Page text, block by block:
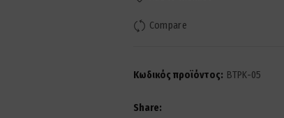
Compare
Κωδικός προϊόντος: BTPK-05
Share